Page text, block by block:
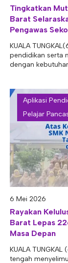
Tingkatkan
Barat
Pengawas
KUALA
pendidikan serta
dengan
Aplikasi
Pelajar
6 Mei 2026
Rayakan
Barat Lepas
Masa Depan
KUALA
tengah